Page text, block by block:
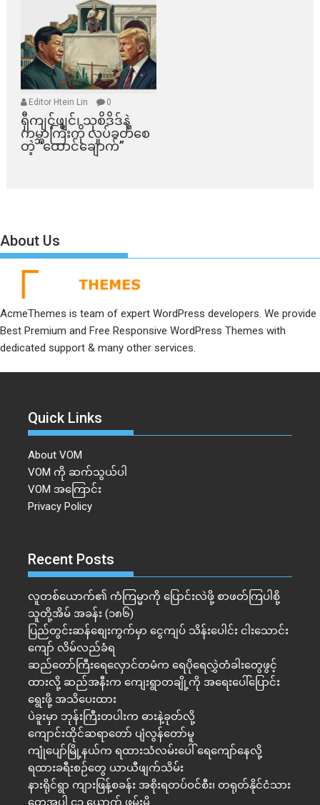
Editor Htein Lin 0
ရှီကျင့်ဖျင်၊ သုစိဒိဒ်နဲ့
ကမ္ဘာကြီးကို လှုပ်ခတ်စေ
တဲ့ “ထောင်ချောက်”
About Us
AcmeThemes is team of expert WordPress developers. We provide
Best Premium and Free Responsive WordPress Themes with
dedicated support & many other services.
Quick Links
About VOM
VOM ကို ဆက်သွယ်ပါ
VOM အကြောင်း
Privacy Policy
Recent Posts
လူတစ်ယောက်၏ ကံကြမ္မာကို ပြောင်းလဲဖို့ စာဖတ်ကြပါစို့
သူတို့အိမ် အခန်း (၁၈၆)
ပြည်တွင်းဆန်စျေးကွက်မှာ ငွေကျပ် သိန်းပေါင်း ငါး​သောင်း
ကျော် လိမ်လည်ခံရ
ဆည်တော်ကြီးရေလှောင်တမံက ရေပိုရေလွှဲတံခါးတွေဖွင့်
ထားလို့ ဆည်အနီးက ကျေးရွာတချို့ကို အရေးပေါ်ပြောင်း
ရွေးဖို့ အသိပေးထား
ပဲခူးမှာ ဘုန်းကြီးတပါးက ဓားနဲ့ခုတ်လို့
ကျောင်းထိုင်ဆရာတော် ပျံလွန်တော်မူ
ကျုံပျော်မြို့နယ်က ရထားသံလမ်းပေါ် ရေကျော်နေလို့
ရထားခရီးစဉ်တွေ ယာယီဖျက်သိမ်း
နားရိုင်ရွာ ကျားဖြန့်စခန်း အစိုးရတပ်ဝင်စီး၊ တရုတ်နိုင်ငံသား
တွေအပါ ၄၃ ယောက် ဖမ်းမိ